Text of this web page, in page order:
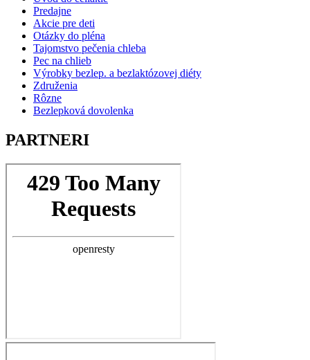
Predajne
Akcie pre deti
Otázky do pléna
Tajomstvo pečenia chleba
Pec na chlieb
Výrobky bezlep. a bezlaktózovej diéty
Združenia
Rôzne
Bezlepková dovolenka
PARTNERI